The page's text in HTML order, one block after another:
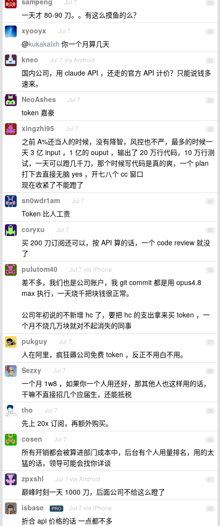
29
Jul 7
一天才 80-90 刀。。有这么摸鱼的么？
30
xyooyx Jul 7
@kukakalxh 你一个月算几天
31
kneo Jul 7 via Android
国内公司，用 claude API ，还走的官方 API 计价？只能说钱多
速来。
32
NeoAshes Jul 7
token 嘉豪
33
xingzhi95 Jul 7
之前 A%还当人的时候，没有降智，风控也不严，最多的时候一
天 3 亿 input ，1 亿的 ouput ，输出了 20 万行代码，10 万行测
试，一天可以蹬几千刀，那个时候写代码是真的爽，一个 plan
打下去直接无脑 yes ，开七八个 cc 窗口
现在收紧了不能蹬了
34
sn0wdr1am Jul 7
Token 比人工贵
35
coryxu Jul 7
买 200 刀订阅还可以，按 API 算的话，一个 code review 就没
了
36
pulutom40 Jul 7 via iPhone
差不多，我们也是公司账户，我 git commit 都是用 opus4.8
max 执行，一天烧千把块钱很正常。
公司年初说的不新增 hc 了，要把 hc 的支出拿来买 token ，一
个月不烧几万块就对不起消失的同事
37
pukguy Jul 7
人在阿里，疯狂薅公司免费 token ，反正不用白不用。
38
Sezxy Jul 7
一个月 1w8 ，如果你一个人用还好，那其他人也这样用的话，
干嘛不直接招几个应届生，还能抵税
39
tho Jul 7
先上 20x 订阅，再额外购买。
40
cosen Jul 7
所有开销都会被算进部门成本中，后台有个人用量排名，用的太
猛的话，领导可能会找你详谈
41
zpxshl Jul 7 via Android
巅峰时刻一天 1000 刀，后面公司不给这么瞪了
42
isbase PRO Jul 7 via iPhone
折合 api 价格的话 一点都不多